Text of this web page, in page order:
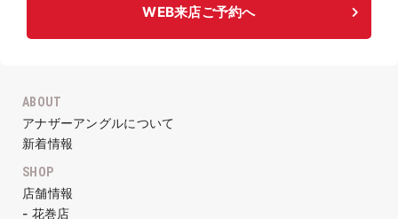
WEB来店ご予約へ
ABOUT
アナザーアングルについて
新着情報
SHOP
店舗情報
- 花巻店